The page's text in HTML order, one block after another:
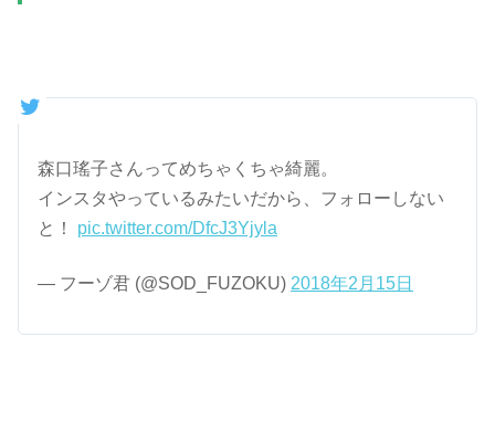
森口瑤子さんってめちゃくちゃ綺麗。
インスタやっているみたいだから、フォローしない
と！ pic.twitter.com/DfcJ3Yjyla
— フーゾ君 (@SOD_FUZOKU) 2018年2月15日